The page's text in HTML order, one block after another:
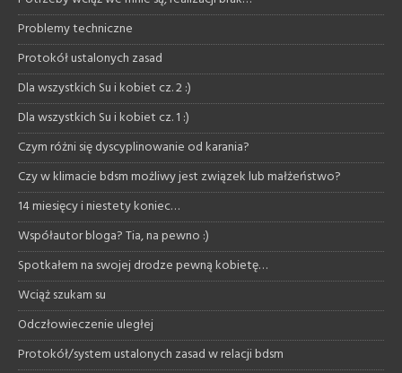
Problemy techniczne
Protokół ustalonych zasad
Dla wszystkich Su i kobiet cz. 2 :)
Dla wszystkich Su i kobiet cz. 1 :)
Czym różni się dyscyplinowanie od karania?
Czy w klimacie bdsm możliwy jest związek lub małżeństwo?
14 miesięcy i niestety koniec…
Współautor bloga? Tia, na pewno :)
Spotkałem na swojej drodze pewną kobietę…
Wciąż szukam su
Odczłowieczenie uległej
Protokół/system ustalonych zasad w relacji bdsm